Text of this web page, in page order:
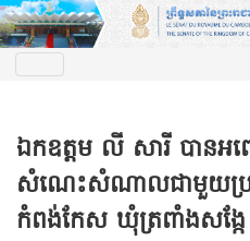
ឯកឧត្តម លី សារី បានអ
សំណេះសំណាលជាមួយប្រ
កំពង់កែស ឃុំត្រពាំងសង្ក